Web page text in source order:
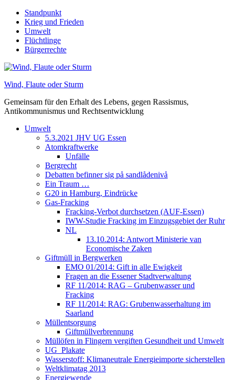
Skip
content
Standpunkt
Krieg und Frieden
Umwelt
Flüchtlinge
Bürgerrechte
Wind, Flaute oder Sturm
Gemeinsam für den Erhalt des Lebens, gegen Rassismus,
Antikommunismus und Rechtsentwicklung
Umwelt
5.3.2021 JHV UG Essen
Atomkraftwerke
Unfälle
Bergrecht
Debatten befinner sig på sandlådenivå
Ein Traum …
G20 in Hamburg, Eindrücke
Gas-Fracking
Fracking-Verbot durchsetzen (AUF-Essen)
IWW-Studie Fracking im Einzugsgebiet der Ruhr
NL
13.10.2014: Antwort Ministerie van
Economische Zaken
Giftmüll in Bergwerken
EMO 01/2014: Gift in alle Ewigkeit
Fragen an die Essener Stadtverwaltung
RF 11/2014: RAG – Grubenwasser und
Fracking
RF 11/2014: RAG: Grubenwasserhaltung im
Saarland
Müllentsorgung
Giftmüllverbrennung
Müllöfen in Flingern vergiften Gesundheit und Umwelt
UG_Plakate
Wasserstoff: Klimaneutrale Energieimporte sicherstellen
Weltklimatag 2013
Energiewende